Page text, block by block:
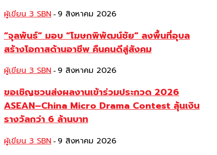
ผู้เขียน 3 SBN - 9 สิงหาคม 2026
“จุลพันธ์” มอบ “โฆษกพิพัฒน์ชัย” ลงพื้นที่อุบล
สร้างโอกาสด้านอาชีพ คืนคนดีสู่สังคม
ผู้เขียน 3 SBN - 9 สิงหาคม 2026
ขอเชิญชวนส่งผลงานเข้าร่วมประกวด 2026
ASEAN–China Micro Drama Contest ลุ้นเงิน
รางวัลกว่า 6 ล้านบาท
ผู้เขียน 3 SBN - 9 สิงหาคม 2026